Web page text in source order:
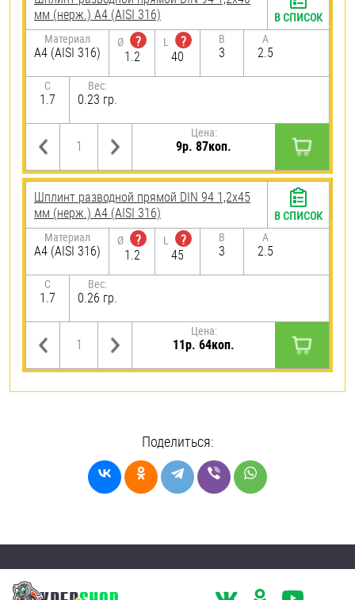
мм (нерж.) A4 (AISI 316)
Материал
A4 (AISI 316)
Ø
?
1.2
L
?
40
B
3
A
2.5
C
1.7
Вес:
0.23 гр.
Цена:
9р. 87коп.
В СПИСОК
Шплинт разводной прямой DIN 94 1,2х45
мм (нерж.) A4 (AISI 316)
Материал
A4 (AISI 316)
Ø
?
1.2
L
?
45
B
3
A
2.5
C
1.7
Вес:
0.26 гр.
Цена:
11р. 64коп.
В СПИСОК
Поделиться: